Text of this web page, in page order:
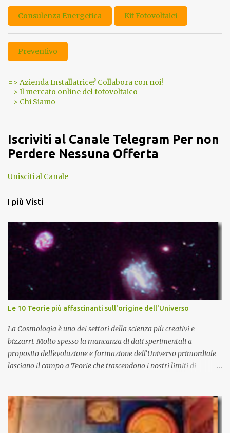
Consulenza Energetica Kit Fotovoltaici
Preventivo
=> Azienda Installatrice? Collabora con noi!
=> Il mercato online del fotovoltaico
=> Chi Siamo
Iscriviti al Canale Telegram Per non
Perdere Nessuna Offerta
Unisciti al Canale
I più Visti
Le 10 Teorie più affascinanti sull'origine dell'Universo
La Cosmologia è uno dei settori della scienza più creativi e
bizzarri. Molto spesso la mancanza di dati sperimentali a
proposito dell'evoluzione e formazione dell'Universo primordiale
lasciano il campo a Teorie che trascendono i nostri limiti di
più accreditata, il Big-Bang e l'Universo inflazionario, ha dei
paradossi e delle lacune difficilmente sormontabili che sono tali da
far pensare che con il miglioramento delle osservazioni